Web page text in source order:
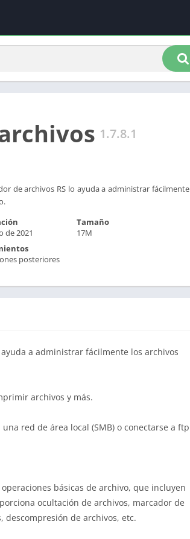
1.7.8.1
de archivos RS lo ayuda a administrar fácilmente
de 2021
Tamaño
17M
posteriores
a administrar fácilmente los archivos
archivos y más.
red de área local (SMB) o conectarse a ftp
básicas de archivo, que incluyen
ocultación de archivos, marcador de
descompresión de archivos, etc.